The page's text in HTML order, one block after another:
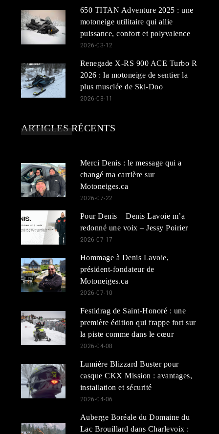
650 TITAN Adventure 2025 : une
motoneige utilitaire qui allie
puissance, confort et polyvalence
2026-03-12
Renegade X-RS 900 ACE Turbo R
2026 : la motoneige de sentier la
plus musclée de Ski-Doo
2026-03-11
ARTICLES RÉCENTS
Merci Denis : le message qui a
changé ma carrière sur
Motoneiges.ca
2026-07-22
Pour Denis – Denis Lavoie m’a
redonné une voix – Jessy Poirier
2026-07-17
Hommage à Denis Lavoie,
président-fondateur de
Motoneiges.ca
2026-07-10
Festidrag de Saint-Honoré : une
première édition qui frappe fort sur
la piste comme dans le cœur
2026-04-08
Lumière Blizzard Buster pour
casque CKX Mission : avantages,
installation et sécurité
2026-04-06
Auberge Boréale du Domaine du
Lac Brouillard dans Charlevoix :